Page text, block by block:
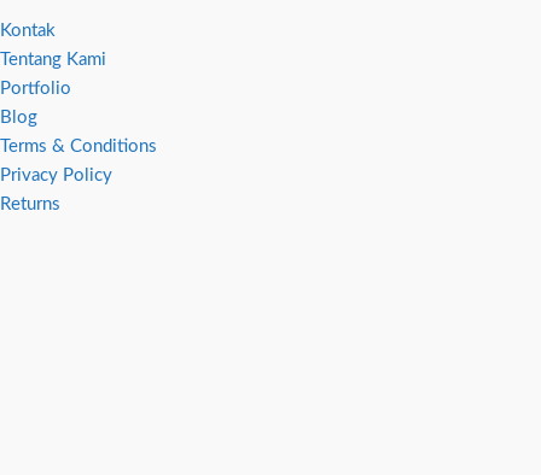
Kontak
Tentang Kami
Portfolio
Blog
Terms & Conditions
Privacy Policy
Returns